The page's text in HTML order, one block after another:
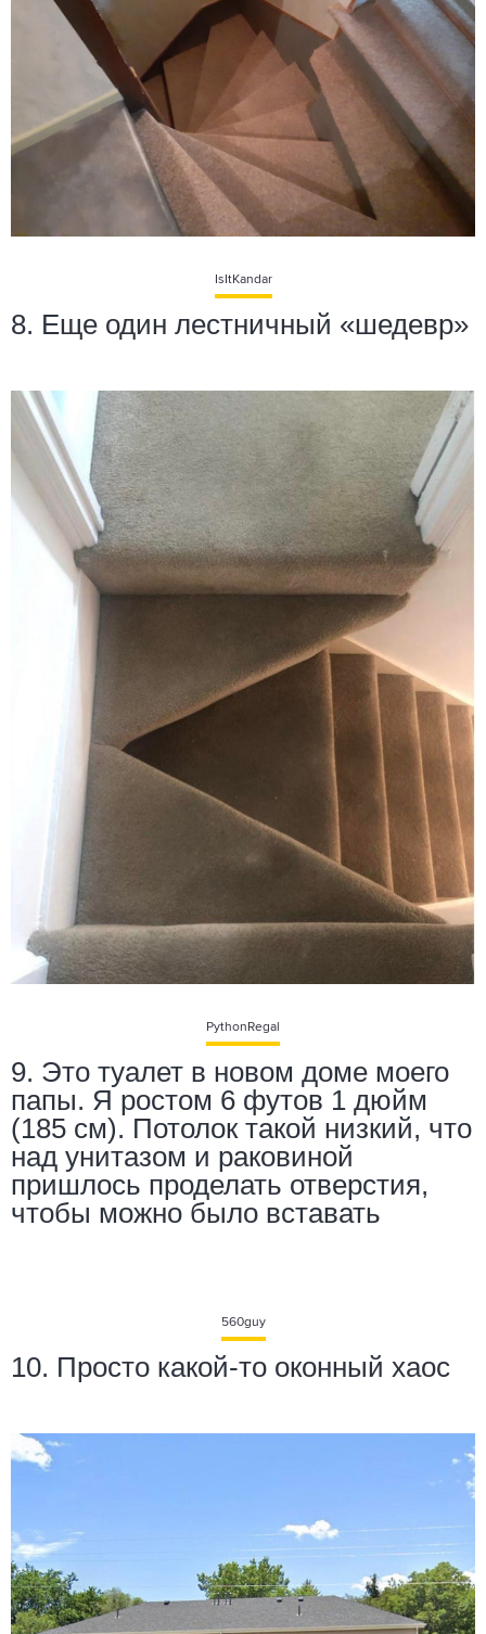
IsItKandar
8. Еще один лестничный «шедевр»
PythonRegal
9. Это туалет в новом доме моего
папы. Я ростом 6 футов 1 дюйм
(185 см). Потолок такой низкий, что
над унитазом и раковиной
пришлось проделать отверстия,
чтобы можно было вставать
560guy
10. Просто какой-то оконный хаос